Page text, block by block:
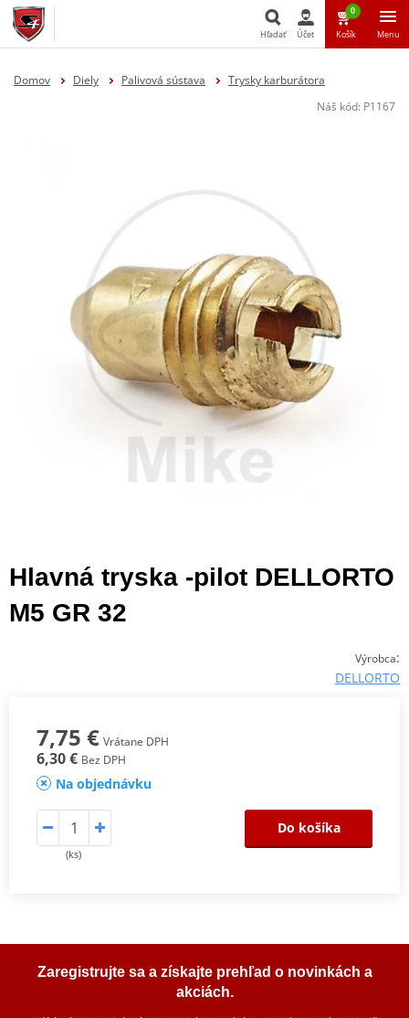
Hľadať Účet
0
Košík Menu
Domov Diely Palivová sústava
Trysky karburátora
Náš kód: P1167
Hlavná tryska -pilot DELLORTO
M5 GR 32
Výrobca:
DELLORTO
7,75 € Vrátane DPH
6,30 € Bez DPH
Na objednávku
(ks)
Do košíka
Zaregistrujte sa a získajte prehľad o novinkách a
akciách.